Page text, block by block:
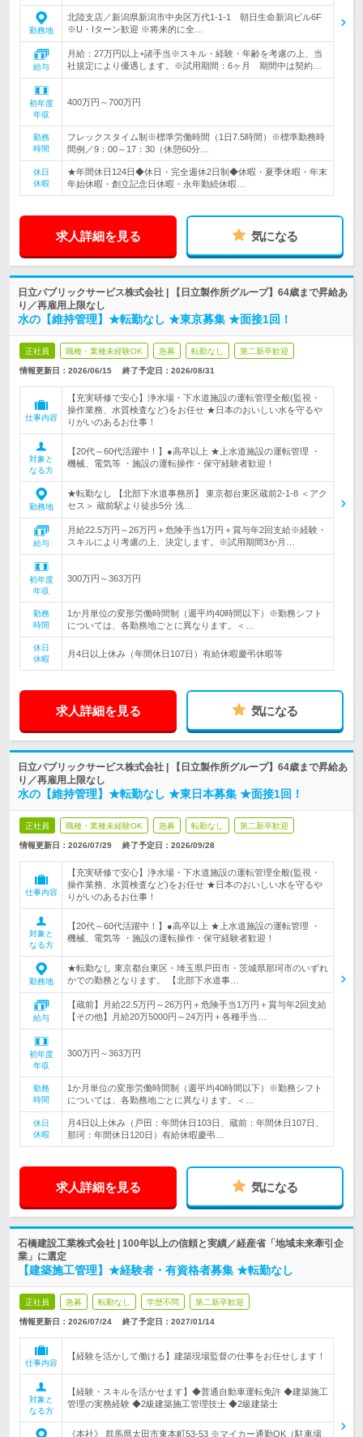
勤務地
北陸支店／新潟県新潟市中央区万代1-1-1 朝日生命新潟ビル6F
※U・Iターン歓迎 ※将来的に全…
給与
月給：27万円以上+諸手当※スキル・経験・年齢を考慮の上、当
社規定により優遇します。※試用期間：6ヶ月 期間中は契約…
初年度
年収
400万円～700万円
勤務
時間
フレックスタイム制※標準労働時間（1日7.5時間）※標準勤務時
間例／9：00～17：30（休憩60分…
休日
休暇
★年間休日124日◆休日・完全週休2日制◆休暇・夏季休暇・年末
年始休暇・創立記念日休暇・永年勤続休暇…
求人詳細を見る 気になる
日立パブリックサービス株式会社 | 【日立製作所グループ】64歳まで昇給あ
り／再雇用上限なし
水の【維持管理】★転勤なし ★東京募集 ★面接1回！
正社員 職種・業種未経験OK 急募 転勤なし 第二新卒歓迎
情報更新日：2026/06/15 終了予定日： 2026/08/31
仕事内容
【充実研修で安心】浄水場・下水道施設の運転管理全般(監視・
操作業務、水質検査など)をお任せ ★日本のおいしい水を守るや
りがいのあるお仕事！
対象と
なる方
【20代～60代活躍中！】●高卒以上 ★上水道施設の運転管理 ・
機械、電気等 ・施設の運転操作・保守経験者歓迎！
勤務地
★転勤なし 【北部下水道事務所】 東京都台東区蔵前2-1-8 ＜アク
セス＞ 蔵前駅より徒歩5分 浅…
給与
月給22.5万円～26万円＋危険手当1万円＋賞与年2回支給※経験・
スキルにより考慮の上、決定します。※試用期間3か月…
初年度
年収
300万円～363万円
勤務
時間
1か月単位の変形労働時間制（週平均40時間以下）※勤務シフト
については、各勤務地ごとに異なります。＜…
休日
休暇
月4日以上休み（年間休日107日）有給休暇慶弔休暇等
求人詳細を見る 気になる
日立パブリックサービス株式会社 | 【日立製作所グループ】64歳まで昇給あ
り／再雇用上限なし
水の【維持管理】★転勤なし ★東日本募集 ★面接1回！
正社員 職種・業種未経験OK 急募 転勤なし 第二新卒歓迎
情報更新日：2026/07/29 終了予定日： 2026/09/28
仕事内容
【充実研修で安心】浄水場・下水道施設の運転管理全般(監視・
操作業務、水質検査など)をお任せ ★日本のおいしい水を守るや
りがいのあるお仕事！
対象と
なる方
【20代～60代活躍中！】●高卒以上 ★上水道施設の運転管理 ・
機械、電気等 ・施設の運転操作・保守経験者歓迎！
勤務地
★転勤なし 東京都台東区・埼玉県戸田市・茨城県那珂市のいずれ
かでの勤務となります。 【北部下水道事…
給与
【蔵前】月給22.5万円～26万円＋危険手当1万円＋賞与年2回支給
【その他】月給20万5000円～24万円＋各種手当…
初年度
年収
300万円～363万円
勤務
時間
1か月単位の変形労働時間制（週平均40時間以下）※勤務シフト
については、各勤務地ごとに異なります。＜…
休日
休暇
月4日以上休み（戸田：年間休日103日、蔵前：年間休日107日、
那珂：年間休日120日）有給休暇慶弔…
求人詳細を見る 気になる
石橋建設工業株式会社 | 100年以上の信頼と実績／経産省「地域未来牽引企
業」に選定
【建築施工管理】★経験者・有資格者募集 ★転勤なし
正社員 急募 転勤なし 学歴不問 第二新卒歓迎
情報更新日：2026/07/24 終了予定日： 2027/01/14
仕事内容
【経験を活かして働ける】建築現場監督の仕事をお任せします！
対象と
なる方
【経験・スキルを活かせます】◆普通自動車運転免許 ◆建築施工
管理の実務経験 ◆2級建築施工管理技士 ◆2級建築士
《本社》 群馬県太田市東本町53‐53 ※マイカー通勤OK（駐車場